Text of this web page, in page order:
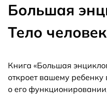
Большая
Тело
Книга «Большая
откроет вашему ребенку
о его